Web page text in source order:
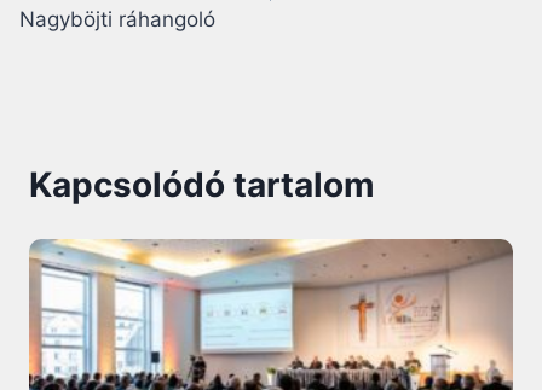
Nagyböjti ráhangoló
Kapcsolódó tartalom